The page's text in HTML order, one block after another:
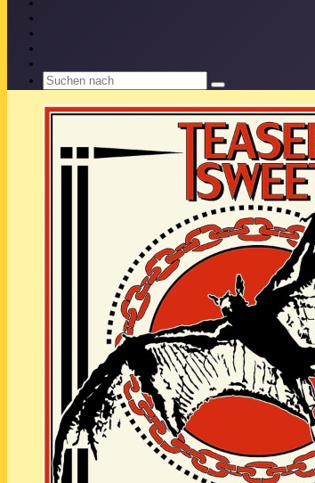
Suchen
nach